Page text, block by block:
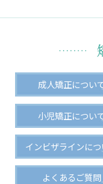
成人矯正につい
小児矯正につい
インビザラインに
よくあるご質問